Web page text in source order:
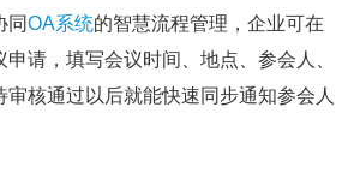
OA系统的智慧流程管理，企业可在
请，填写会议时间、地点、参会人、
核通过以后就能快速同步通知参会人